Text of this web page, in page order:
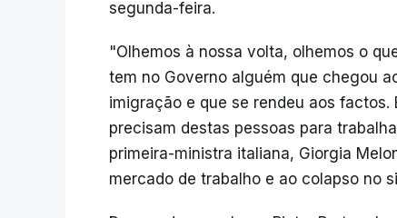
segunda-feira.
"Olhemos à nossa volta, olhemos o
tem no Governo alguém que chegou
imigração e que se rendeu aos
precisam destas pessoas para
primeira-ministra italiana, Giorgia
mercado de trabalho e ao colapso no